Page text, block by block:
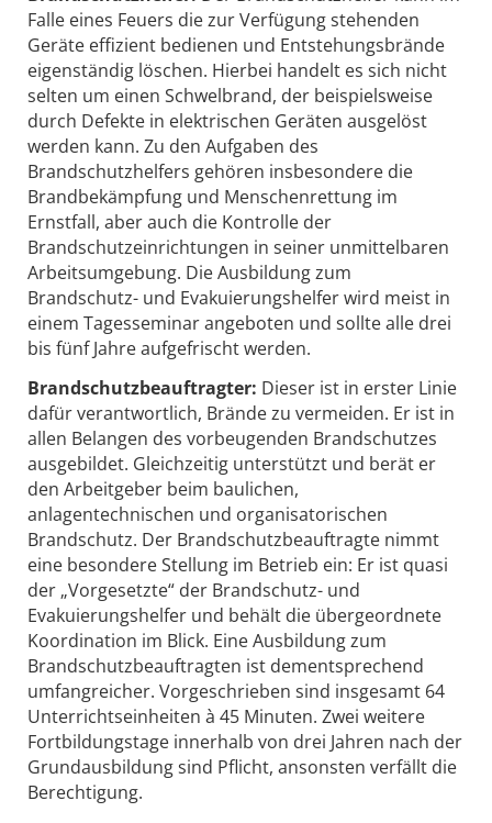
Falle eines Feuers die zur Verfügung stehenden
Geräte effizient bedienen und Entstehungsbrände
eigenständig löschen. Hierbei handelt es sich nicht
selten um einen Schwelbrand, der beispielsweise
durch Defekte in elektrischen Geräten ausgelöst
werden kann. Zu den Aufgaben des
Brandschutzhelfers gehören insbesondere die
Brandbekämpfung und Menschenrettung im
Ernstfall, aber auch die Kontrolle der
Brandschutzeinrichtungen in seiner unmittelbaren
Arbeitsumgebung. Die Ausbildung zum
Brandschutz- und Evakuierungshelfer wird meist in
einem Tagesseminar angeboten und sollte alle drei
bis fünf Jahre aufgefrischt werden.
Brandschutzbeauftragter: Dieser ist in erster Linie
dafür verantwortlich, Brände zu vermeiden. Er ist in
allen Belangen des vorbeugenden Brandschutzes
ausgebildet. Gleichzeitig unterstützt und berät er
den Arbeitgeber beim baulichen,
anlagentechnischen und organisatorischen
Brandschutz. Der Brandschutzbeauftragte nimmt
eine besondere Stellung im Betrieb ein: Er ist quasi
der „Vorgesetzte“ der Brandschutz- und
Evakuierungshelfer und behält die übergeordnete
Koordination im Blick. Eine Ausbildung zum
Brandschutzbeauftragten ist dementsprechend
umfangreicher. Vorgeschrieben sind insgesamt 64
Unterrichtseinheiten à 45 Minuten. Zwei weitere
Fortbildungstage innerhalb von drei Jahren nach der
Grundausbildung sind Pflicht, ansonsten verfällt die
Berechtigung.